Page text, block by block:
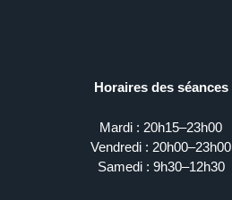
Horaires des séances
Mardi : 20h15–23h00
Vendredi : 20h00–23h00
Samedi : 9h30–12h30